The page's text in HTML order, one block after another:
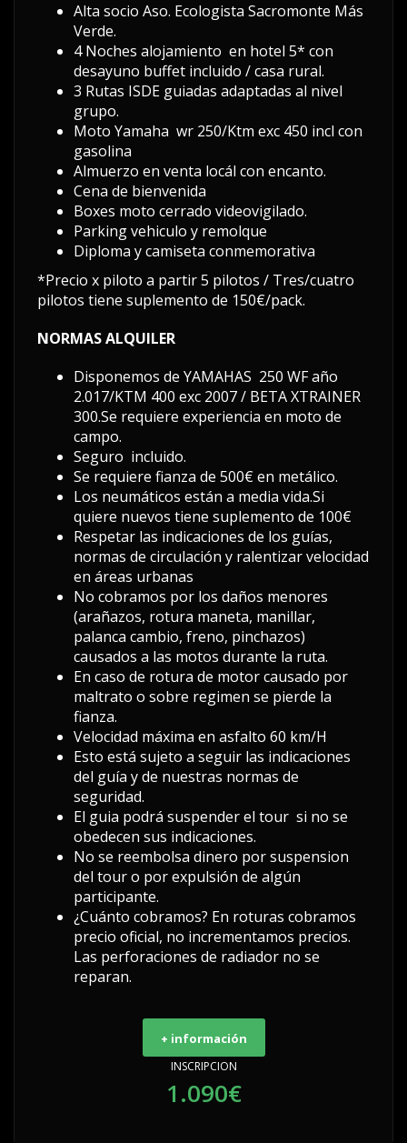
Alta socio Aso. Ecologista Sacromonte Más
Verde.
4 Noches alojamiento en hotel 5* con
desayuno buffet incluido / casa rural.
3 Rutas ISDE guiadas adaptadas al nivel
grupo.
Moto Yamaha wr 250/Ktm exc 450 incl con
gasolina
Almuerzo en venta locál con encanto.
Cena de bienvenida
Boxes moto cerrado videovigilado.
Parking vehiculo y remolque
Diploma y camiseta conmemorativa
*Precio x piloto a partir 5 pilotos / Tres/cuatro
pilotos tiene suplemento de 150€/pack.
NORMAS ALQUILER
Disponemos de YAMAHAS 250 WF año
2.017/KTM 400 exc 2007 / BETA XTRAINER
300.Se requiere experiencia en moto de
campo.
Seguro incluido.
Se requiere fianza de 500€ en metálico.
Los neumáticos están a media vida.Si
quiere nuevos tiene suplemento de 100€
Respetar las indicaciones de los guías,
normas de circulación y ralentizar velocidad
en áreas urbanas
No cobramos por los daños menores
(arañazos, rotura maneta, manillar,
palanca cambio, freno, pinchazos)
causados a las motos durante la ruta.
En caso de rotura de motor causado por
maltrato o sobre regimen se pierde la
fianza.
Velocidad máxima en asfalto 60 km/H
Esto está sujeto a seguir las indicaciones
del guía y de nuestras normas de
seguridad.
El guia podrá suspender el tour si no se
obedecen sus indicaciones.
No se reembolsa dinero por suspension
del tour o por expulsión de algún
participante.
¿Cuánto cobramos? En roturas cobramos
precio oficial, no incrementamos precios.
Las perforaciones de radiador no se
reparan.
+ información
INSCRIPCION
1.090€